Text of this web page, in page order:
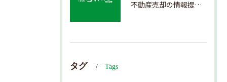
不動産売却の情報提供を通じて北海道札幌市で後悔しない売却を実現するためのポイント
タグ Tags